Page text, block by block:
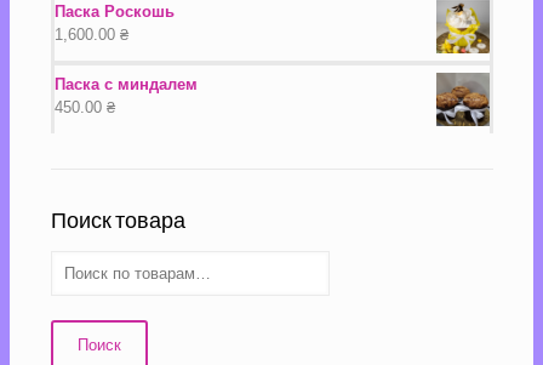
Паска Роскошь
1,600.00 ₴
Паска с миндалем
450.00 ₴
Поиск товара
Поиск